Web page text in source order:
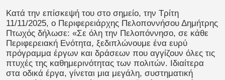
Κατά την επίσκεψή του στο σημείο, την Τρίτη
11/11/2025, ο Περιφερειάρχης Πελοποννήσου Δημήτρης
Πτωχός δήλωσε: «Σε όλη την Πελοπόννησο, σε κάθε
Περιφερειακή Ενότητα, ξεδιπλώνουμε ένα ευρύ
πρόγραμμα έργων και δράσεων που αγγίζουν όλες τις
πτυχές της καθημερινότητας των πολιτών. Ιδιαίτερα
στα οδικά έργα, γίνεται μια μεγάλη, συστηματική